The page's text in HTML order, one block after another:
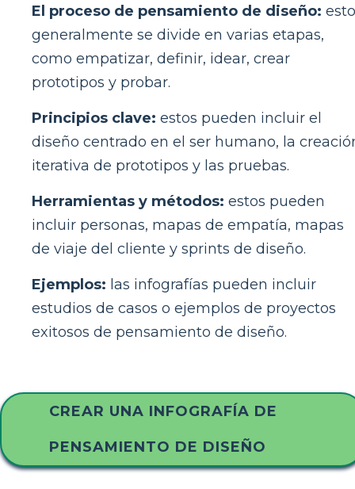
El proceso de pensamiento de diseño: esto
generalmente se divide en varias etapas,
como empatizar, definir, idear, crear
prototipos y probar.
Principios clave: estos pueden incluir el
diseño centrado en el ser humano, la
iterativa de prototipos y las pruebas.
Herramientas y métodos: estos pueden
incluir personas, mapas de empatía, mapas
de viaje del cliente y sprints de diseño.
Ejemplos: las infografías pueden incluir
estudios de casos o ejemplos de proyectos
exitosos de pensamiento de diseño.
CREAR UNA INFOGRAFÍA DE
PENSAMIENTO DE DISEÑO